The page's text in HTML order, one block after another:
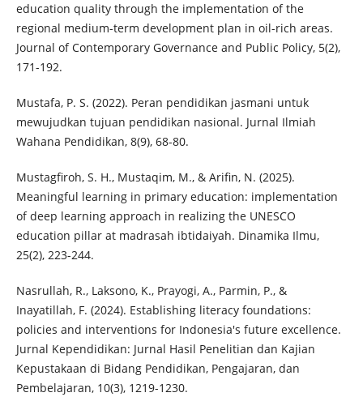
education quality through the implementation of the
regional medium-term development plan in oil-rich areas.
Journal of Contemporary Governance and Public Policy, 5(2),
171-192.
Mustafa, P. S. (2022). Peran pendidikan jasmani untuk
mewujudkan tujuan pendidikan nasional. Jurnal Ilmiah
Wahana Pendidikan, 8(9), 68-80.
Mustagfiroh, S. H., Mustaqim, M., & Arifin, N. (2025).
Meaningful learning in primary education: implementation
of deep learning approach in realizing the UNESCO
education pillar at madrasah ibtidaiyah. Dinamika Ilmu,
25(2), 223-244.
Nasrullah, R., Laksono, K., Prayogi, A., Parmin, P., &
Inayatillah, F. (2024). Establishing literacy foundations:
policies and interventions for Indonesia's future excellence.
Jurnal Kependidikan: Jurnal Hasil Penelitian dan Kajian
Kepustakaan di Bidang Pendidikan, Pengajaran, dan
Pembelajaran, 10(3), 1219-1230.